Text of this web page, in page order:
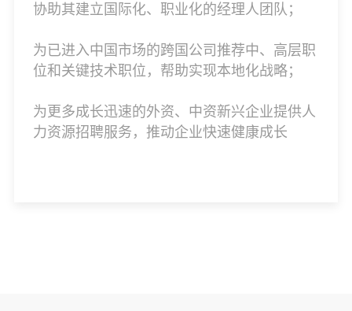
协助其建立国际化、职业化的经理人团队；
为已进入中国市场的跨国公司推荐中、高层职
位和关键技术职位，帮助实现本地化战略；
为更多成长迅速的外资、中资新兴企业提供人
力资源招聘服务，推动企业快速健康成长